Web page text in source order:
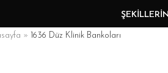
» 1636 Düz Klinik Bankoları